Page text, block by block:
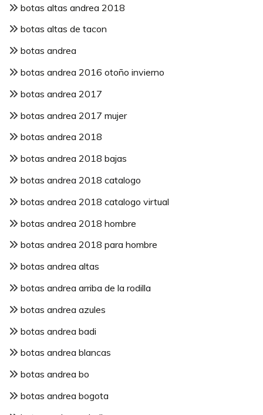
botas altas andrea 2018
botas altas de tacon
botas andrea
botas andrea 2016 otoño invierno
botas andrea 2017
botas andrea 2017 mujer
botas andrea 2018
botas andrea 2018 bajas
botas andrea 2018 catalogo
botas andrea 2018 catalogo virtual
botas andrea 2018 hombre
botas andrea 2018 para hombre
botas andrea altas
botas andrea arriba de la rodilla
botas andrea azules
botas andrea badi
botas andrea blancas
botas andrea bo
botas andrea bogota